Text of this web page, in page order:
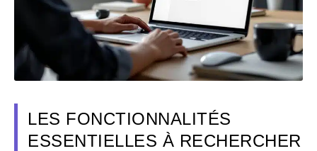
LES FONCTIONNALITÉS
ESSENTIELLES À RECHERCHER